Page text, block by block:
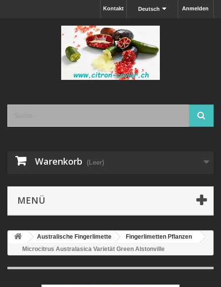
Anmelden
Deutsch
Kontakt
Warenkorb (Leer)
MENÜ
Australische Fingerlimette
Fingerlimetten Pflanzen
Microcitrus Australasica Varietät Green Alstonville